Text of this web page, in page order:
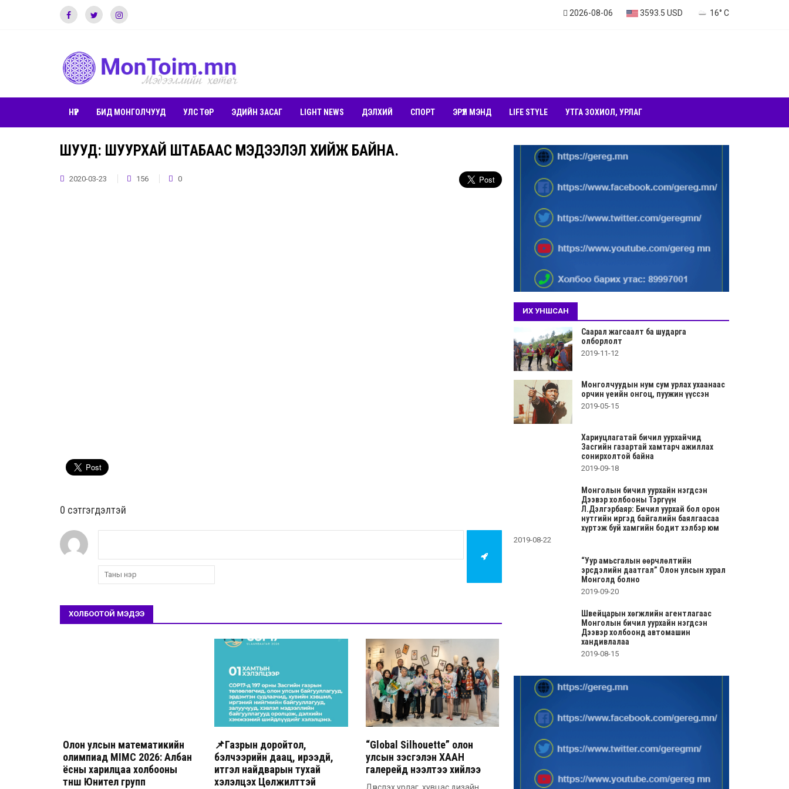
2026-08-06 3593.5 USD 16° C
НҮҮР БИД МОНГОЛЧУУД УЛС ТӨР ЭДИЙН ЗАСАГ LIGHT NEWS ДЭЛХИЙ СПОРТ ЭРҮҮЛ МЭНД LIFE STYLE УТГА ЗОХИОЛ, УРЛАГ
ШУУД: ШУУРХАЙ ШТАБААС МЭДЭЭЛЭЛ ХИЙЖ БАЙНА.
2020-03-23 156 0
0 cэтгэгдэлтэй
ХОЛБООТОЙ МЭДЭЭ
Олон улсын математикийн
олимпиад MIMC 2026: Албан
ёсны харилцаа холбооны
түнш Юнител групп
📌Газрын доройтол,
бэлчээрийн даац, ирээдүй,
итгэл найдварын тухай
хэлэлцэх Цөлжилттэй
“Global Silhouette” олон
улсын үзэсгэлэн ХААН
галерейд нээлтээ хийлээ
ИХ УНШСАН
Саарал жагсаалт ба шударга
олборлолт
2019-11-12
Монголчуудын нум сум урлах ухаанаас
орчин үеийн онгоц, пуужин үүссэн
2019-05-15
Хариуцлагатай бичил уурхайчид
Засгийн газартай хамтарч ажиллах
сонирхолтой байна
2019-09-18
Монголын бичил уурхайн нэгдсэн
Дээвэр холбооны Тэргүүн
Л.Дэлгэрбаяр: Бичил уурхай бол орон
нутгийн иргэд байгалийн баялгаасаа
хүртэж буй хамгийн бодит хэлбэр юм
2019-08-22
“Уур амьсгалын өөрчлөлтийн
эрсдэлийн даатгал” Олон улсын хурал
Монголд болно
2019-09-20
Швейцарын хөгжлийн агентлагаас
Монголын бичил уурхайн нэгдсэн
Дээвэр холбоонд автомашин
хандивлалаа
2019-08-15